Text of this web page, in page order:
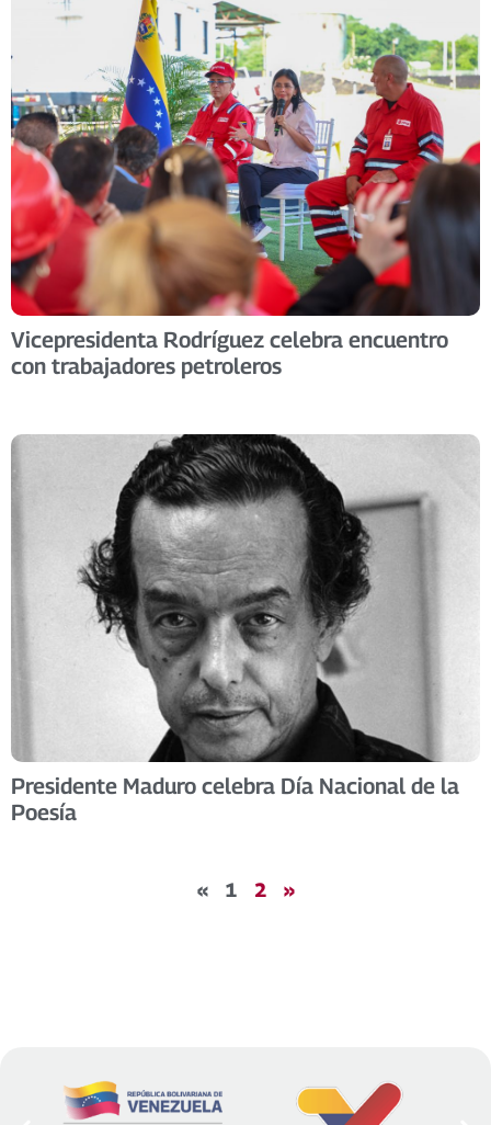
Vicepresidenta Rodríguez celebra encuentro
con trabajadores petroleros
Presidente Maduro celebra Día Nacional de la
Poesía
« 1 2 »